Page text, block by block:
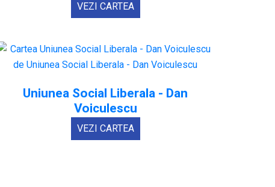
VEZI CARTEA
Uniunea Social Liberala - Dan
Voiculescu
VEZI CARTEA